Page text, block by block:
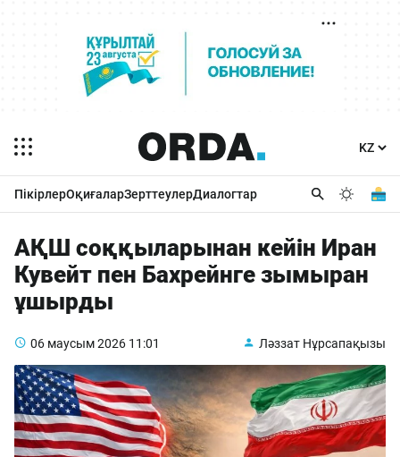
ПікірлерОқиғаларЗерттеулерДиалогтар
АҚШ соққыларынан кейін Иран
Кувейт пен Бахрейнге зымыран
ұшырды
06 маусым 2026 11:01 Ләззат Нұрсапақызы